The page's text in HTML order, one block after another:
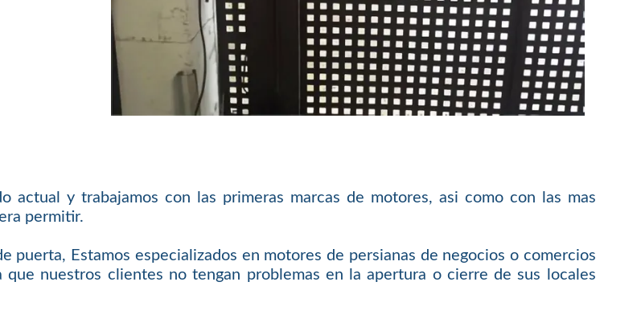
actual y trabajamos con las primeras marcas de motores, asi como con las mas
permitir.
puerta, Estamos especializados en motores de persianas de negocios o comercios
nuestros clientes no tengan problemas en la apertura o cierre de sus locales